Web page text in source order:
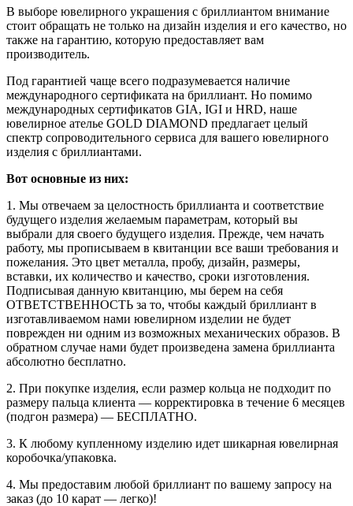
В выборе ювелирного украшения с бриллиантом внимание
стоит обращать не только на дизайн изделия и его качество, но
также на гарантию, которую предоставляет вам
производитель.
Под гарантией чаще всего подразумевается наличие
международного сертификата на бриллиант. Но помимо
международных сертификатов GIA, IGI и HRD, наше
ювелирное ателье GOLD DIAMOND предлагает целый
спектр сопроводительного сервиса для вашего ювелирного
изделия с бриллиантами.
Вот основные из них:
1. Мы отвечаем за целостность бриллианта и соответствие
будущего изделия желаемым параметрам, который вы
выбрали для своего будущего изделия. Прежде, чем начать
работу, мы прописываем в квитанции все ваши требования и
пожелания. Это цвет металла, пробу, дизайн, размеры,
вставки, их количество и качество, сроки изготовления.
Подписывая данную квитанцию, мы берем на себя
ОТВЕТСТВЕННОСТЬ за то, чтобы каждый бриллиант в
изготавливаемом нами ювелирном изделии не будет
поврежден ни одним из возможных механических образов. В
обратном случае нами будет произведена замена бриллианта
абсолютно бесплатно.
2. При покупке изделия, если размер кольца не подходит по
размеру пальца клиента — корректировка в течение 6 месяцев
(подгон размера) — БЕСПЛАТНО.
3. К любому купленному изделию идет шикарная ювелирная
коробочка/упаковка.
4. Мы предоставим любой бриллиант по вашему запросу на
заказ (до 10 карат — легко)!